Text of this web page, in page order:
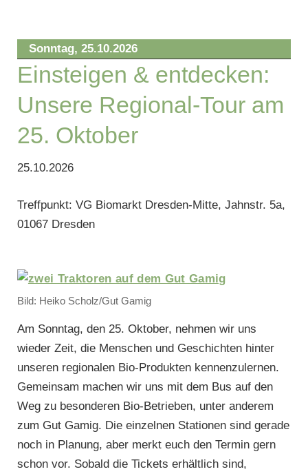
Sonntag, 25.10.2026
Einsteigen & entdecken:
Unsere Regional-Tour am
25. Oktober
25.10.2026
Treffpunkt: VG Biomarkt Dresden-Mitte, Jahnstr. 5a,
01067 Dresden
Bild: Heiko Scholz/Gut Gamig
Am Sonntag, den 25. Oktober, nehmen wir uns
wieder Zeit, die Menschen und Geschichten hinter
unseren regionalen Bio-Produkten kennenzulernen.
Gemeinsam machen wir uns mit dem Bus auf den
Weg zu besonderen Bio-Betrieben, unter anderem
zum Gut Gamig. Die einzelnen Stationen sind gerade
noch in Planung, aber merkt euch den Termin gern
schon vor. Sobald die Tickets erhältlich sind,